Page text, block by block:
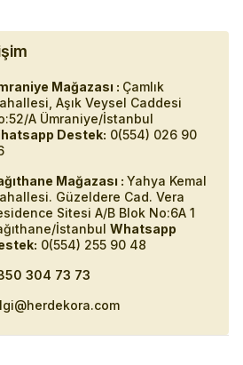
Mağazası : Çamlık
Aşık Veysel Caddesi
A Ümraniye/İstanbul
Destek: 0(554) 026 90
Mağazası : Yahya Kemal
Güzeldere Cad. Vera
Sitesi A/B Blok No:6A 1
İstanbul Whatsapp
0(554) 255 90 48
304 73 73